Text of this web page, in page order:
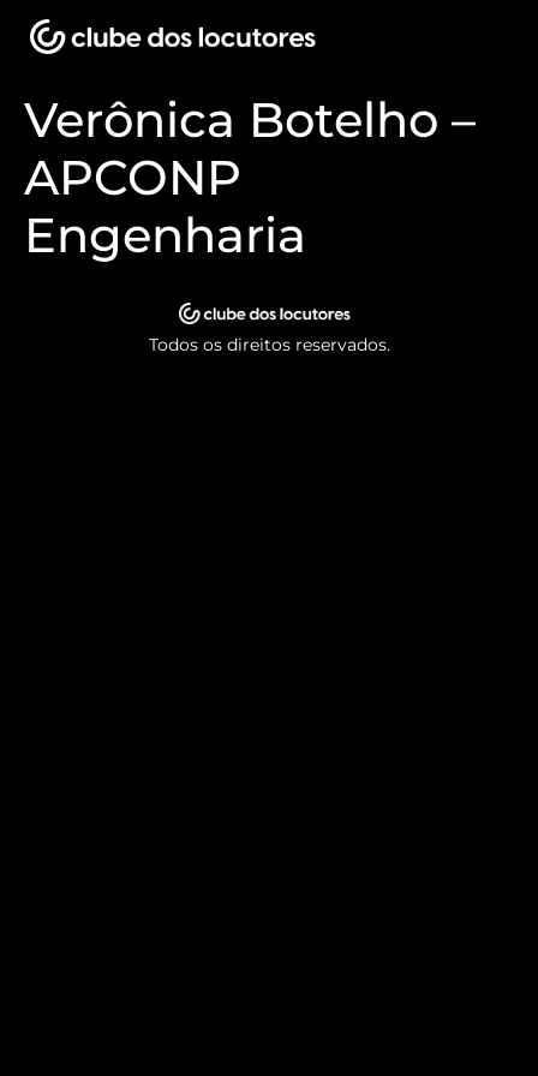
Verônica Botelho –
APCONP
Engenharia
Todos os direitos reservados.